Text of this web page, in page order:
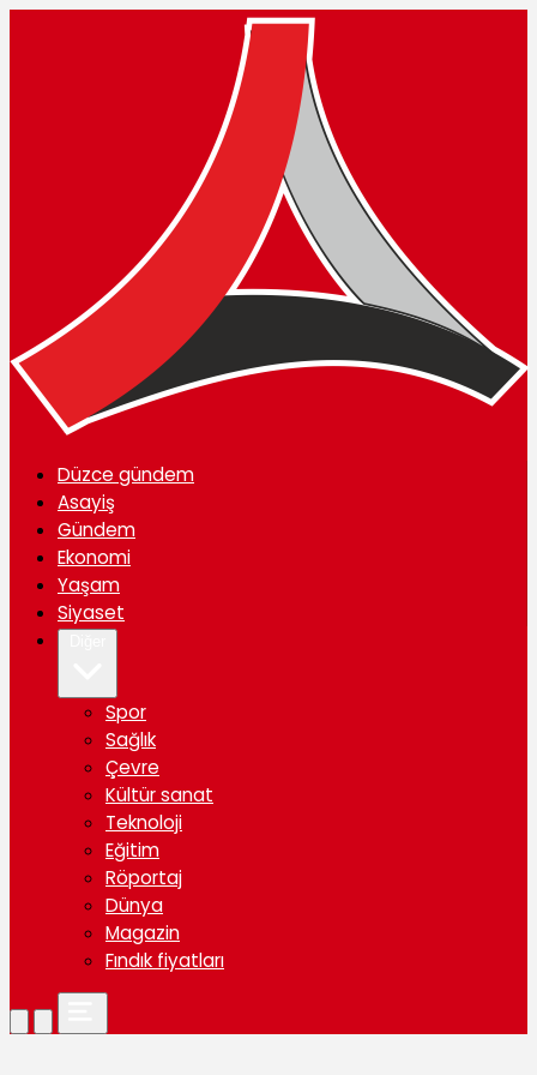
Düzce gündem
Asayiş
Gündem
Ekonomi
Yaşam
Siyaset
Spor
Sağlık
Çevre
Kültür sanat
Teknoloji
Eğitim
Röportaj
Dünya
Magazin
Fındık fiyatları